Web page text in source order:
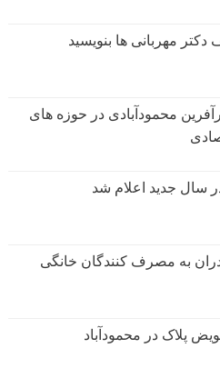
مهربانی ها بنویسید
محمودآبادی در حوزه های
سال جدید اعلام شد
به مصرف كنندگان خانگی
پلاک در محمودآباد